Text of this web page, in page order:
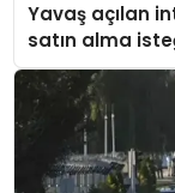
Yavaş açılan
satın alma